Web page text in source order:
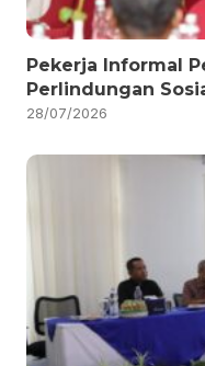
Pekerja Informal
Perlindungan
28/07/2026